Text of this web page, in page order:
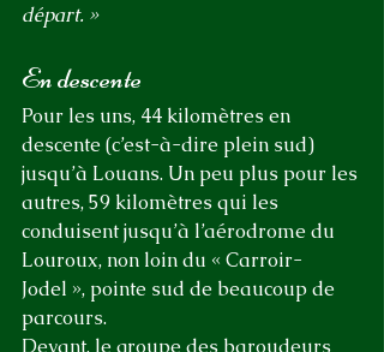
départ. »
En descente
Pour les uns, 44 kilomètres en
descente (c’est-à-dire plein sud)
jusqu’à Louans. Un peu plus pour les
autres, 59 kilomètres qui les
conduisent jusqu’à l’aérodrome du
Louroux, non loin du « Carroir-
Jodel », pointe sud de beaucoup de
parcours.
Devant, le groupe des baroudeurs